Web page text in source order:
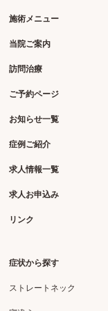
施術メニュー
当院ご案内
訪問治療
ご予約ページ
お知らせ一覧
症例ご紹介
求人情報一覧
求人お申込み
リンク
症状から探す
ストレートネック